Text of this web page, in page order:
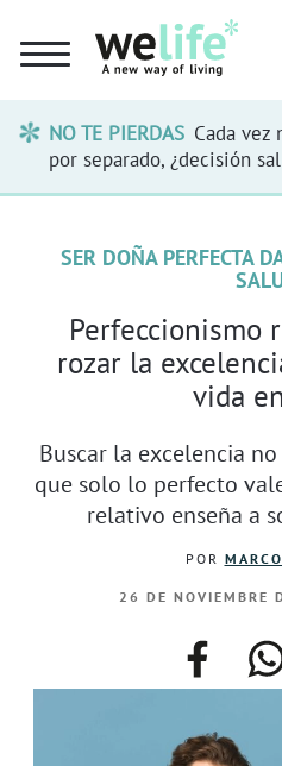
NO TE PIERDAS Cada vez
por separado, ¿decisión
SER DOÑA PERFECTA
Perfeccionismo
rozar la
vida
Buscar la excelencia
que solo lo perfecto
relativo enseña a
POR
26 DE